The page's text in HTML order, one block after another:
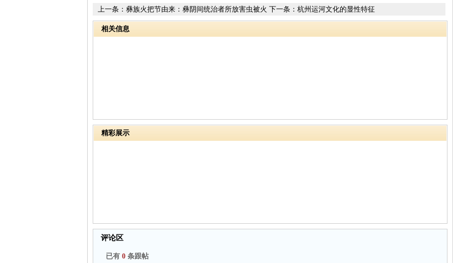
下一条： 杭州运河文化的显性特征
上一条： 彝族火把节由来：彝阴间统治者所放害虫被火
烧死
相关信息
精彩展示
评论区
已有 0 条跟帖